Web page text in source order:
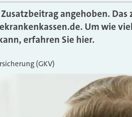
angehoben. Das
Um wie
erfahren Sie hier.
(GKV)